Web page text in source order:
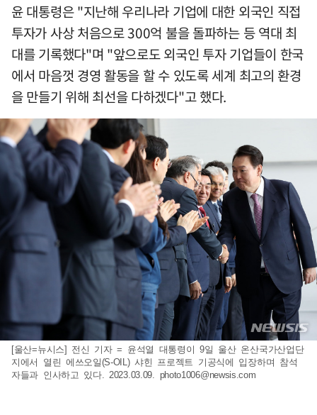
윤 대통령은 "지난해 우리나라 기업에 대한 외국인 직접
투자가 사상 처음으로 300억 불을 돌파하는 등 역대 최
대를 기록했다"며 "앞으로도 외국인 투자 기업들이 한국
에서 마음껏 경영 활동을 할 수 있도록 세계 최고의 환경
을 만들기 위해 최선을 다하겠다"고 했다.
[울산=뉴시스] 전신 기자 = 윤석열 대통령이 9일 울산 온산국가산업단
지에서 열린 에쓰오일(S-OIL) 샤힌 프로젝트 기공식에 입장하며 참석
자들과 인사하고 있다. 2023.03.09. photo1006@newsis.com